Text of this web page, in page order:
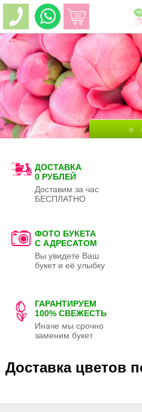
ДОСТАВКА
0 РУБЛЕЙ
Доставим за час
БЕСПЛАТНО
ФОТО БУКЕТА
С АДРЕСАТОМ
Вы увидете Ваш
букет и её улыбку
ГАРАНТИРУЕМ
100% СВЕЖЕСТЬ
Иначе мы срочно
заменим букет
Доставка цветов